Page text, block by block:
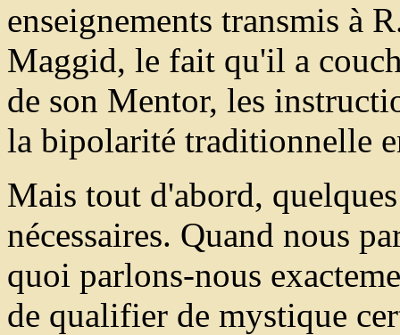
enseignements transmis à
Maggid, le fait qu'il a
de son Mentor, les
la bipolarité traditionnelle
Mais tout d'abord,
nécessaires. Quand nous
quoi parlons-nous
de qualifier de mystique